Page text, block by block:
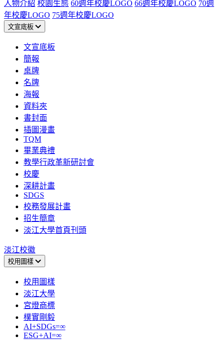
人物介紹 校園生態 60週年校慶LOGO 66週年校慶LOGO 70週
年校慶LOGO 75週年校慶LOGO
文宣底板
文宣底板
簡報
桌牌
名牌
海報
資料夾
書封面
插圖漫畫
TQM
畢業典禮
教學行政革新研討會
校慶
深耕計畫
SDGS
校務發展計畫
招生簡章
淡江大學首頁刊頭
淡江校徽
校用圖樣
校用圖樣
淡江大學
宮燈商標
樸實剛毅
AI+SDGs=∞
ESG+AI=∞